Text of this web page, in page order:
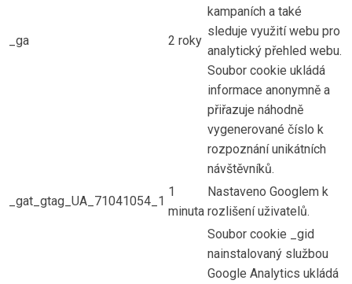
_ga 2 roky
kampaních a také
sleduje využití webu pro
analytický přehled webu.
Soubor cookie ukládá
informace anonymně a
přiřazuje náhodně
vygenerované číslo k
rozpoznání unikátních
návštěvníků.
_gat_gtag_UA_71041054_1
1
minuta
Nastaveno Googlem k
rozlišení uživatelů.
Soubor cookie _gid
nainstalovaný službou
Google Analytics ukládá